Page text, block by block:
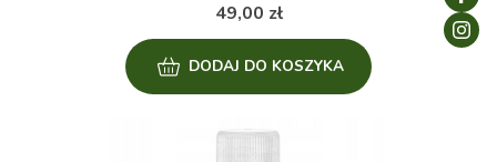
49,00 zł
DODAJ DO KOSZYKA